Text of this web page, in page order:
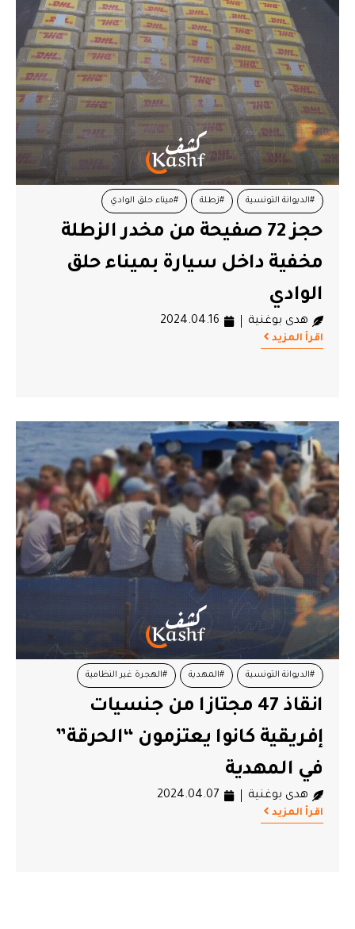
#الديوانة التونسية #زطلة #ميناء حلق الوادي
حجز 72 صفيحة من مخدر الزطلة
مخفية داخل سيارة بميناء حلق
الوادي
هدى بوغنية 2024.04.16
اقرأ المزيد
#الديوانة التونسية #المهدية #الهجرة غير النظامية
انقاذ 47 مجتازا من جنسيات
إفريقية كانوا يعتزمون “الحرقة”
في المهدية
هدى بوغنية 2024.04.07
اقرأ المزيد